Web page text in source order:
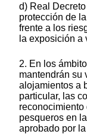
d) Real
protección de
frente a los
la exposición a
2. En los
mantendrán su
alojamientos a
particular, las
pesqueros en
aprobado por